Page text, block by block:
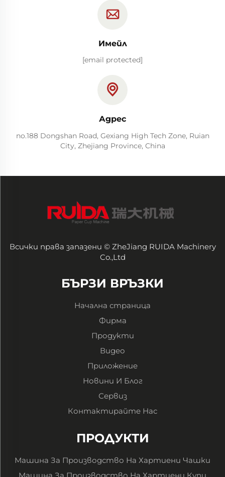
Имейл
[email protected]
Адрес
no.188 Dongshan Road, Gexiang High Tech Zone, Ruian
City, Zhejiang Province, China
Всички права запазени © ZheJiang RUIDA Machinery
Co.,Ltd
БЪРЗИ ВРЪЗКИ
Начална страница
Фирма
Продукти
Видео
Приложение
Новини И Блог
Сервиз
Контактирайте Нас
ПРОДУКТИ
Машина За Производство На Хартиени Чашки